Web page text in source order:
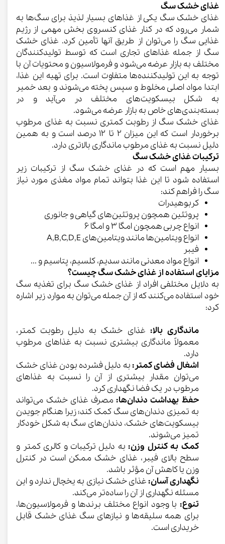
غذای خشک سگ
غذای خشک سگ یکی از غذاهای بسیار لذیذ برای سگ‌ها به
شمار می‌رود که در کنار غذای کنسروی بخش مهمی از رژیم
غذایی سگ را می‌توان از طریق آنها تأمین کرد. غذای خشک
سگ از جمله غذاهای تجاری است که توسط تولیدکنندگان
مختلف به بازار عرضه می‌شود و فرمولاسیون و محتویات آن با
توجه به این تولیدکننده‌ها متفاوت است. برای تهیه این غذا،
ابتدا مواد اصلی مخلوط و سپس پخته می‌شوند و بعد خمیر
به شکل بیسکویت‌های مختلف در می‌آید و در
بسته‌بندی‌های خاص به بازار عرضه می‌شود.
غذای خشک سگ از رطوبت کمتری نسبت به غذای مرطوب
برخوردار است که این میزان ۲ تا ۱۲ درصد است و به همین
دلیل نسبت به غذای مرطوب ماندگاری بالاتری دارد.
ترکیبات غذای خشک سگ
بسیار مهم است که در غذای خشک سگ از ترکیبات زیر
استفاده شود تا این غذا بتواند تمام مواد مغذی مورد نیاز
سگ را فراهم کند:
کربوهیدرات
پروتئین همچون پروتئین‌های گیاهی و جانوری
انواع چربی همچون امگا ۳ و امگا ۶
انواع ویتامین‌ها مانند ویتامین‌های A,B,C,D,E
فیبر
انواع مواد معدنی مانند سدیم، کلسیم، پتاسیم و ...
مزایای استفاده از غذای خشک سگ چیست؟
به دلایل مختلفی افراد از غذای خشک سگ برای تغذیه سگ
خود استفاده می‌کنند که از آن جمله می‌توان به موارد زیر اشاره
کرد:
ماندگاری بالا: غذای خشک به دلیل رطوبت کمتر،
معمولاً ماندگاری بیشتری نسبت به غذاهای مرطوب
دارد.
اشغال فضای کمتر:به دلیل فشرده بودن غذای خشک
می‌توان مقدار بیشتری از آن را نسبت به غذاهای
مرطوب در یک فضا نگهداری کرد.
حفظ بهداشت دندان‌ها:مصرف غذای خشک می‌تواند
به تمیزی دندان‌های سگ کمک کند؛ زیرا هنگام جویدن
بیسکویت‌های خشک، دندان‌های سگ به شکل خودکار
تمیز می‌شوند.
کمک به کنترل وزن:به دلیل ترکیبات و کالری کمتر و
سطح بالای فیبر، غذای خشک ممکن است در کنترل
وزن یا کاهش آن مؤثر باشد.
نگهداری آسان:غذای خشک نیازی به یخچال ندارد و این
مسئله نگهداری از آن را ساده‌تر می‌کند.
تنوع: با وجود انواع مختلف برندها و فرمولاسیون‌ها،
برای همه سلیقه‌ها و نیازهای سگ غذای خشک قابل
خریداری است.